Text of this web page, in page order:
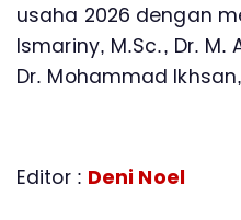
usaha 2026 dengan
Ismariny, M.Sc., Dr. M.
Dr. Mohammad
Editor : Deni Noel